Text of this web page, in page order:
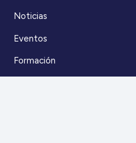
Noticias
Eventos
Formación